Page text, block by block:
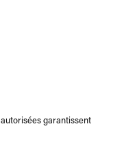
garantissent